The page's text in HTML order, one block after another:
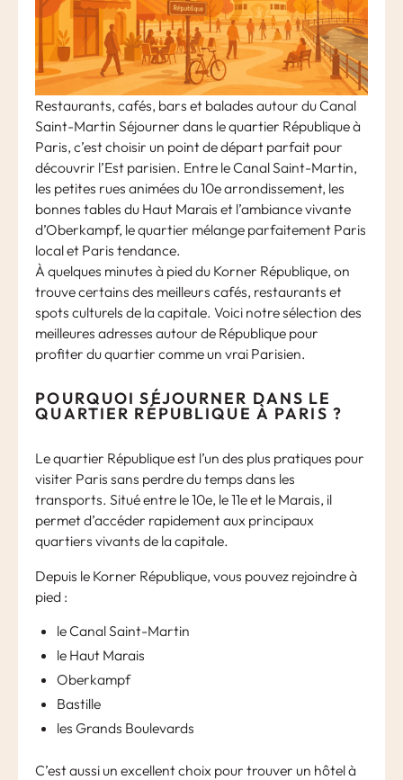
Restaurants, cafés, bars et balades autour du Canal
Saint-Martin Séjourner dans le quartier République à
Paris, c’est choisir un point de départ parfait pour
découvrir l’Est parisien. Entre le Canal Saint-Martin,
les petites rues animées du 10e arrondissement, les
bonnes tables du Haut Marais et l’ambiance vivante
d’Oberkampf, le quartier mélange parfaitement Paris
local et Paris tendance.
À quelques minutes à pied du Korner République, on
trouve certains des meilleurs cafés, restaurants et
spots culturels de la capitale. Voici notre sélection des
meilleures adresses autour de République pour
profiter du quartier comme un vrai Parisien.
POURQUOI SÉJOURNER DANS LE
QUARTIER RÉPUBLIQUE À PARIS ?
Le quartier République est l’un des plus pratiques pour
visiter Paris sans perdre du temps dans les
transports. Situé entre le 10e, le 11e et le Marais, il
permet d’accéder rapidement aux principaux
quartiers vivants de la capitale.
Depuis le Korner République, vous pouvez rejoindre à
pied :
le Canal Saint-Martin
le Haut Marais
Oberkampf
Bastille
les Grands Boulevards
C’est aussi un excellent choix pour trouver un hôtel à